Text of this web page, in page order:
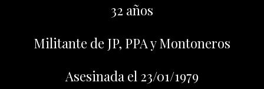
32 años
Militante de JP, PPA y Montoneros
Asesinada el 23/01/1979